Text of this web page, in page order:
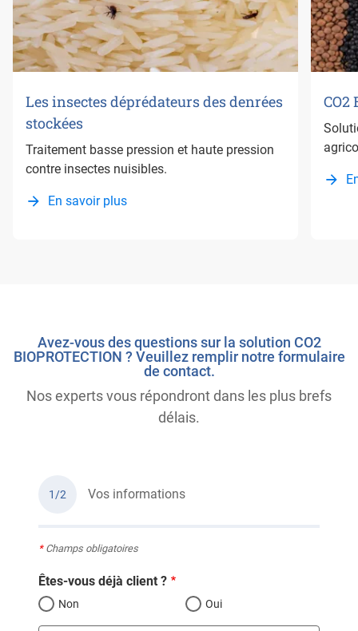
Les insectes déprédateurs des denrées
stockées
Traitement basse pression et haute pression
contre insectes nuisibles.
En savoir plus
CO2
Avez-vous des questions sur la solution CO2
BIOPROTECTION ? Veuillez remplir notre formulaire
de contact.
Nos experts vous répondront dans les plus brefs
délais.
1/2 Vos informations
*Champs obligatoires
Êtes-vous déjà client ?
Non Oui